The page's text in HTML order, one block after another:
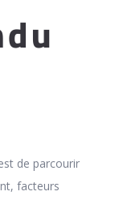
de parcourir
facteurs